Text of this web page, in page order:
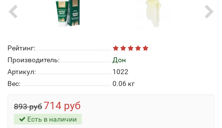
Рейтинг:
Производитель:
Дон
Артикул:
1022
Вес:
0.06 кг
893 руб714 руб
Есть в наличии